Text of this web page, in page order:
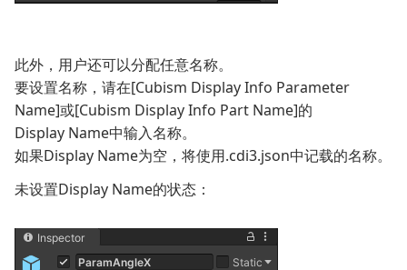
此外，用户还可以分配任意名称。
要设置名称，请在[Cubism Display Info Parameter
Name]或[Cubism Display Info Part Name]的
Display Name中输入名称。
如果Display Name为空，将使用.cdi3.json中记载的名称。
未设置Display Name的状态：